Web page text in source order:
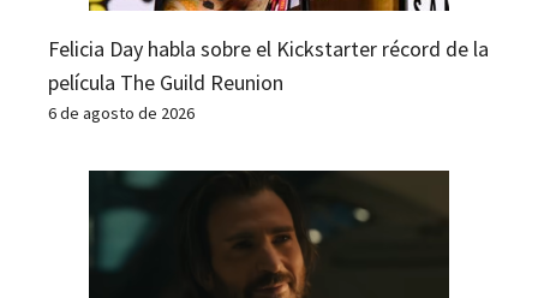
Felicia Day habla sobre el Kickstarter récord de la
película The Guild Reunion
6 de agosto de 2026